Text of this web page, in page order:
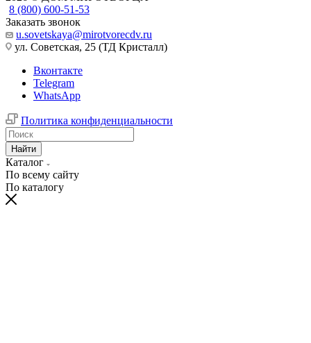
8 (800) 600-51-53
Заказать звонок
u.sovetskaya@mirotvorecdv.ru
ул. Советская, 25 (ТД Кристалл)
Вконтакте
Telegram
WhatsApp
Политика конфиденциальности
Найти
Каталог
По всему сайту
По каталогу